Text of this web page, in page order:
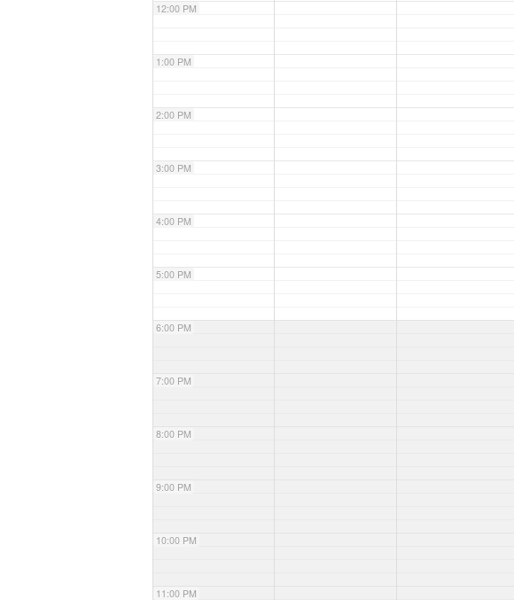
12:00 PM
1:00 PM
2:00 PM
3:00 PM
4:00 PM
5:00 PM
6:00 PM
7:00 PM
8:00 PM
9:00 PM
10:00 PM
11:00 PM